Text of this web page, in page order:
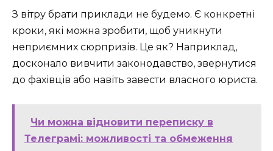
З вітру брати приклади не будемо. Є конкретні
кроки, які можна зробити, щоб уникнути
неприємних сюрпризів. Це як? Наприклад,
досконало вивчити законодавство, звернутися
до фахівців або навіть завести власного юриста.
Чи можна відновити переписку в
Телеграмі: можливості та обмеження